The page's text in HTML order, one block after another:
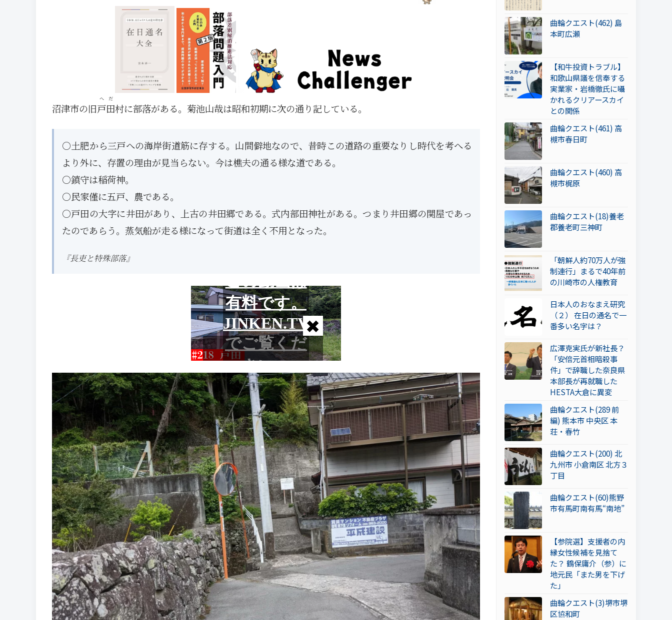
曲輪クエスト(462) 島
本町広瀬
【和牛投資トラブル】
和歌山県議を信奉する
実業家・岩橋徹氏に囁
かれるクリアースカイ
との関係
曲輪クエスト(461) 高
槻市春日町
曲輪クエスト(460) 高
槻市梶原
曲輪クエスト(18)養老
郡養老町三神町
「朝鮮人約70万人が強
制連行」まるで40年前
の川崎市の人権教育
日本人のおなまえ研究
（２） 在日の通名で一
番多い名字は？
広澤克実氏が新社長？
「安倍元首相暗殺事
件」で辞職した奈良県
本部長が再就職した
HESTA大倉に異変
曲輪クエスト(289 前
編) 熊本市 中央区 本
荘・春竹
曲輪クエスト(200) 北
九州市 小倉南区 北方３
丁目
曲輪クエスト(60)熊野
市有馬町南有馬“南地”
【参院選】支援者の内
縁女性候補を見捨て
た？ 鶴保庸介（参）に
地元民「また男を下げ
た」
曲輪クエスト(3)堺市堺
区協和町
沼津市の旧戸田
へだ
村に部落がある。菊池山哉は昭和初期に次の通り記している。
○土肥から三戸への海岸街道筋に存する。山間僻地なので、昔時この道路の重要なりし時代を考へる
より外に、存置の理由が見当らない。今は樵夫の通る様な道である。
○鎮守は稲荷神。
○民家僅に五戸、農である。
○戸田の大字に井田があり、上古の井田郷である。式内部田神社がある。つまり井田郷の関屋であっ
たのであらう。蒸気船が走る様になって街道は全く不用となった。
『長吏と特殊部落』